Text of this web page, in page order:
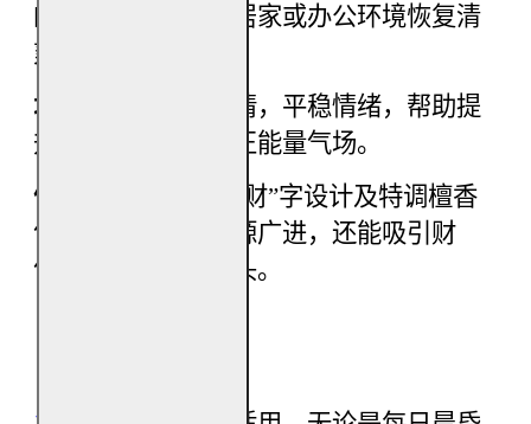
的杂气、晦气，让居家或办公环境恢复清
爽。
增强气场：
舒缓心情，平稳情绪，帮助提
升个人的专注力与正能量气场。
催旺财气：
独特的“财”字设计及特调檀香
气味，不仅寓意财源广进，还能吸引财
气，为您带来好兆头。